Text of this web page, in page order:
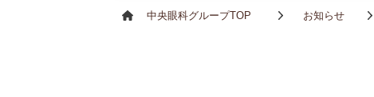
中央眼科グループTOP お知らせ